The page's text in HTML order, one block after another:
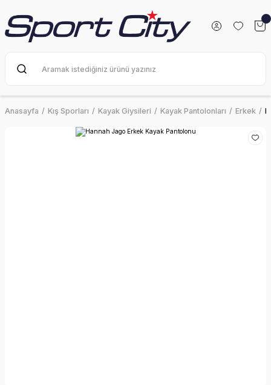
Anasayfa Kış Sporları Kayak Giysileri Kayak Pantolonları Erkek